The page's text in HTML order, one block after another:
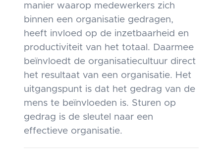
manier waarop medewerkers zich
binnen een organisatie gedragen,
heeft invloed op de inzetbaarheid en
productiviteit van het totaal. Daarmee
beïnvloedt de organisatiecultuur direct
het resultaat van een organisatie. Het
uitgangspunt is dat het gedrag van de
mens te beïnvloeden is. Sturen op
gedrag is de sleutel naar een
effectieve organisatie.